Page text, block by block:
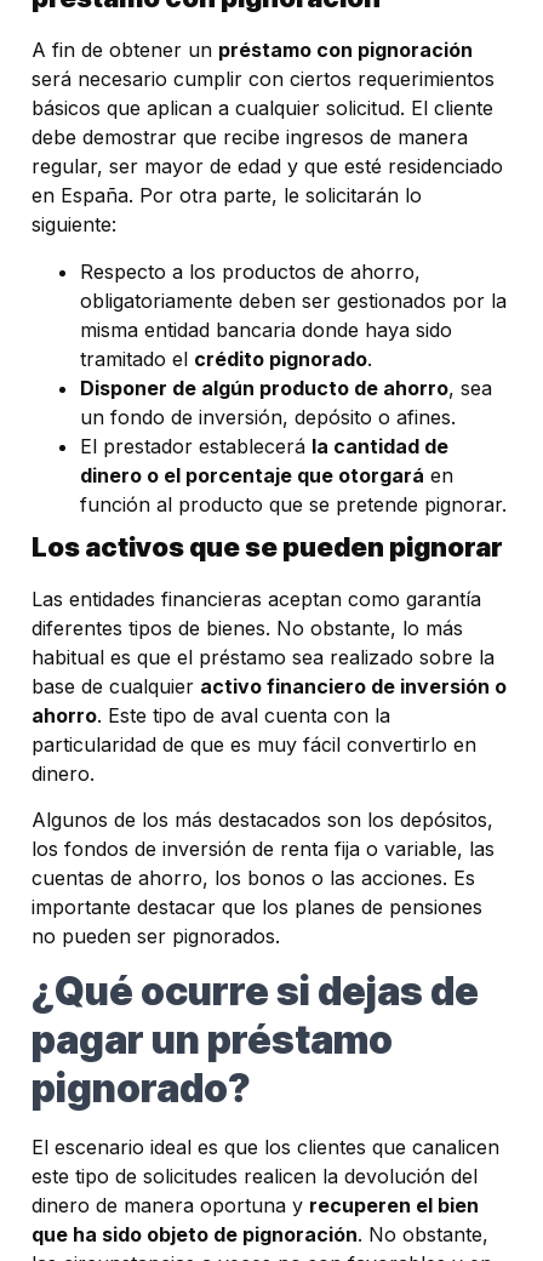
A fin de obtener un préstamo con pignoración
será necesario cumplir con ciertos requerimientos
básicos que aplican a cualquier solicitud. El cliente
debe demostrar que recibe ingresos de manera
regular, ser mayor de edad y que esté residenciado
en España. Por otra parte, le solicitarán lo
siguiente:
Respecto a los productos de ahorro,
obligatoriamente deben ser gestionados por la
misma entidad bancaria donde haya sido
tramitado el crédito pignorado.
Disponer de algún producto de ahorro, sea
un fondo de inversión, depósito o afines.
El prestador establecerá la cantidad de
dinero o el porcentaje que otorgará en
función al producto que se pretende pignorar.
Los activos que se pueden pignorar
Las entidades financieras aceptan como garantía
diferentes tipos de bienes. No obstante, lo más
habitual es que el préstamo sea realizado sobre la
base de cualquier activo financiero de inversión o
ahorro. Este tipo de aval cuenta con la
particularidad de que es muy fácil convertirlo en
dinero.
Algunos de los más destacados son los depósitos,
los fondos de inversión de renta fija o variable, las
cuentas de ahorro, los bonos o las acciones. Es
importante destacar que los planes de pensiones
no pueden ser pignorados.
¿Qué ocurre si dejas de
pagar un préstamo
pignorado?
El escenario ideal es que los clientes que canalicen
este tipo de solicitudes realicen la devolución del
dinero de manera oportuna y recuperen el bien
que ha sido objeto de pignoración. No obstante,